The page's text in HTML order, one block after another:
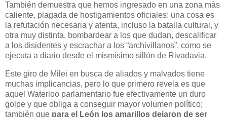
También demuestra que hemos ingresado en una zona más
caliente, plagada de hostigamientos oficiales: una cosa es
la refutación necesaria y atenta, incluso la batalla cultural, y
otra muy distinta, bombardear a los que dudan, descalificar
a los disidentes y escrachar a los “archivillanos”, como se
ejecuta a diario desde el mismísimo sillón de Rivadavia.
Este giro de Milei en busca de aliados y malvados tiene
muchas implicancias, pero lo que primero revela es que
aquel Waterloo parlamentario fue efectivamente un duro
golpe y que obliga a conseguir mayor volumen político;
también que para el León los amarillos dejaron de ser